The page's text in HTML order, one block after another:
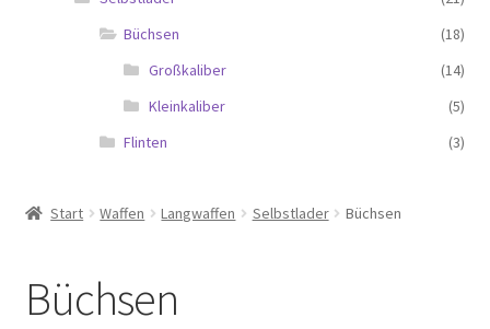
Büchsen
(18)
Großkaliber
(14)
Kleinkaliber
(5)
Flinten
(3)
Start Waffen Langwaffen Selbstlader Büchsen
Büchsen